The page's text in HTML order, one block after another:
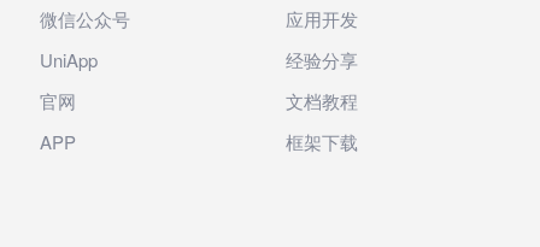
微信公众号
UniApp
官网
APP
应用开发
经验分享
文档教程
框架下载